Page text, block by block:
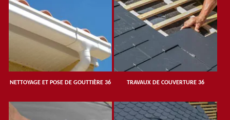
NETTOYAGE ET POSE DE GOUTTIÈRE 36 TRAVAUX DE COUVERTURE 36